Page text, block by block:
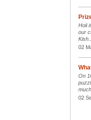
Holi
our
Kish...
02
On
02